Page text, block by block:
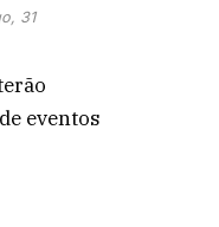
31
eventos